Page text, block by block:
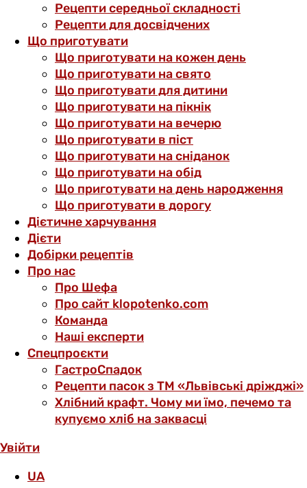
Рецепти середньої складності
Рецепти для досвідчених
Що приготувати
Що приготувати на кожен день
Що приготувати на свято
Що приготувати для дитини
Що приготувати на пікнік
Що приготувати на вечерю
Що приготувати в піст
Що приготувати на сніданок
Що приготувати на обід
Що приготувати на день народження
Що приготувати в дорогу
Дієтичне харчування
Дієти
Добірки рецептів
Про нас
Про Шефа
Про сайт klopotenko.com
Команда
Наші експерти
Спецпроєкти
ГастроСпадок
Рецепти пасок з ТМ «Львівські дріжджі»
Хлібний крафт. Чому ми їмо, печемо та
купуємо хліб на заквасці
Увійти
UA